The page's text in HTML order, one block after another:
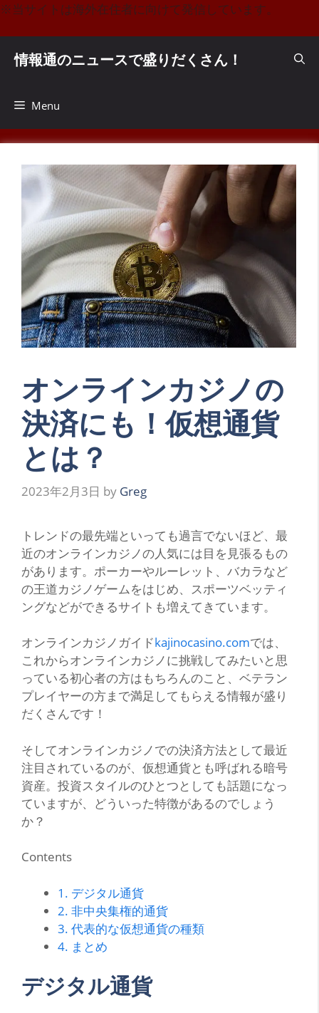
コ
キ
※当サイトは海外在住者に向けて発信しています。
情報通のニュースで盛りだくさん！
Menu
オンラインカジノの
決済にも！仮想通貨
とは？
2023年2月3日 by Greg
トレンドの最先端といっても過言でないほど、最
近のオンラインカジノの人気には目を見張るもの
があります。ポーカーやルーレット、バカラなど
の王道カジノゲームをはじめ、スポーツベッティ
ングなどができるサイトも増えてきています。
オンラインカジノガイドkajinocasino.comでは、
これからオンラインカジノに挑戦してみたいと思
っている初心者の方はもちろんのこと、ベテラン
プレイヤーの方まで満足してもらえる情報が盛り
だくさんです！
そしてオンラインカジノでの決済方法として最近
注目されているのが、仮想通貨とも呼ばれる暗号
資産。投資スタイルのひとつとしても話題になっ
ていますが、どういった特徴があるのでしょう
か？
Contents
1. デジタル通貨
2. 非中央集権的通貨
3. 代表的な仮想通貨の種類
4. まとめ
デジタル通貨